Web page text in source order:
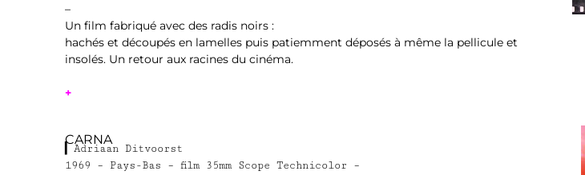
–
Un film fabriqué avec des radis noirs :
hachés et découpés en lamelles puis patiemment déposés à même la pellicule et
insolés. Un retour aux racines du cinéma.
+
CARNA
▎Adriaan Ditvoorst
1969 – Pays-Bas – film 35mm Scope Technicolor –